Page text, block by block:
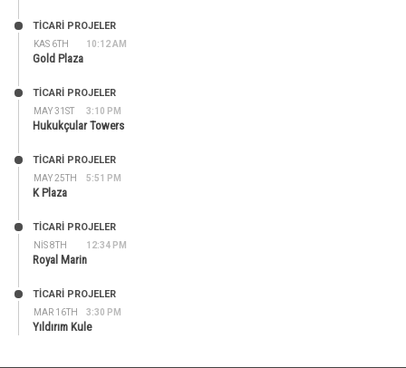
KAS 6TH 10:12 AM
TİCARİ PROJELER
Gold Plaza
MAY 31ST 3:10 PM
TİCARİ PROJELER
Hukukçular Towers
MAY 25TH 5:51 PM
TİCARİ PROJELER
K Plaza
NIS 8TH 12:34 PM
TİCARİ PROJELER
Royal Marin
MAR 16TH 3:30 PM
TİCARİ PROJELER
Yıldırım Kule